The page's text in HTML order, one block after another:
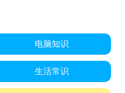
电脑知识
生活常识